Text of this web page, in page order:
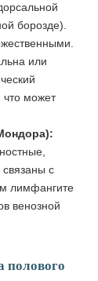
борозде).
или
что может
с
лимфангите
венозной